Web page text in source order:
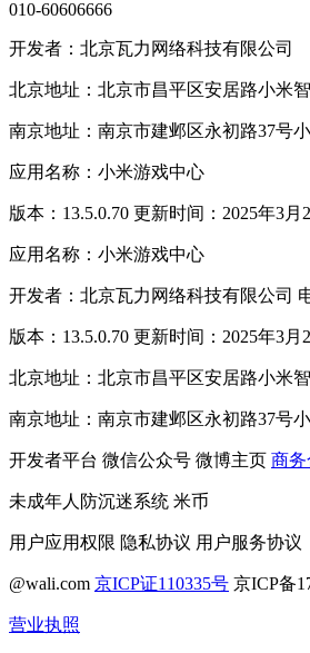
010-60606666
开发者：北京瓦力网络科技有限公司
北京地址：北京市昌平区安居路小米
南京地址：南京市建邺区永初路37号
应用名称：小米游戏中心
版本：13.5.0.70 更新时间：2025年3月
应用名称：小米游戏中心
开发者：北京瓦力网络科技有限公司
版本：13.5.0.70 更新时间：2025年3月
北京地址：北京市昌平区安居路小米
南京地址：南京市建邺区永初路37号
开发者平台 微信公众号 微博主页 商
未成年人防沉迷系统 米币
用户应用权限 隐私协议 用户服务协议
@wali.com 京ICP证110335号 京ICP备
营业执照